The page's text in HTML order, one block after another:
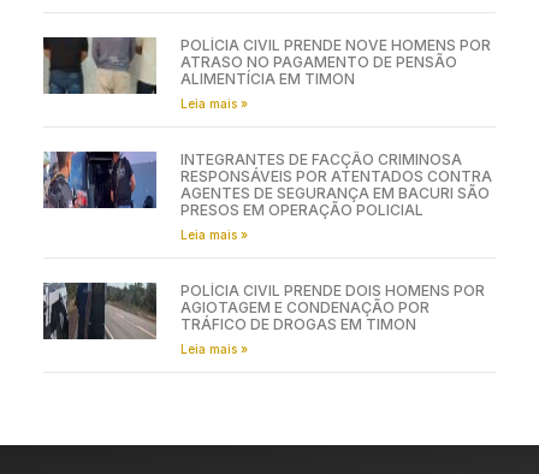
POLÍCIA CIVIL PRENDE NOVE HOMENS POR
ATRASO NO PAGAMENTO DE PENSÃO
ALIMENTÍCIA EM TIMON
Leia mais »
INTEGRANTES DE FACÇÃO CRIMINOSA
RESPONSÁVEIS POR ATENTADOS CONTRA
AGENTES DE SEGURANÇA EM BACURI SÃO
PRESOS EM OPERAÇÃO POLICIAL
Leia mais »
POLÍCIA CIVIL PRENDE DOIS HOMENS POR
AGIOTAGEM E CONDENAÇÃO POR
TRÁFICO DE DROGAS EM TIMON
Leia mais »